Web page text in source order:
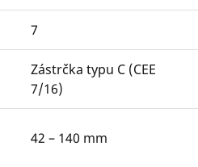
7
Zástrčka typu C (CEE
7/16)
42 – 140 mm